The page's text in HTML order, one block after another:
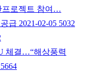
프로젝트 참여…
급 2021-02-05 5032
체결…“해상풍력
5664